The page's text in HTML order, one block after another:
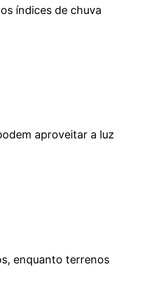
índices de chuva
aproveitar a luz
enquanto terrenos